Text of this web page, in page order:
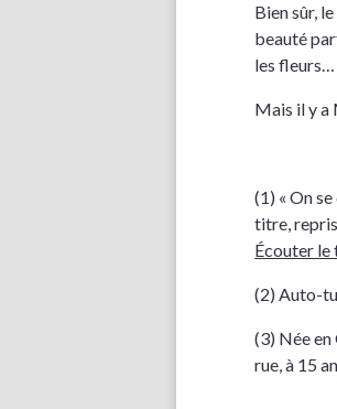
Bien sûr,
beauté
les fleurs…
Mais il y a
(1) « On
titre,
Écouter
(2) Auto-
(3) Née en
rue, à 15